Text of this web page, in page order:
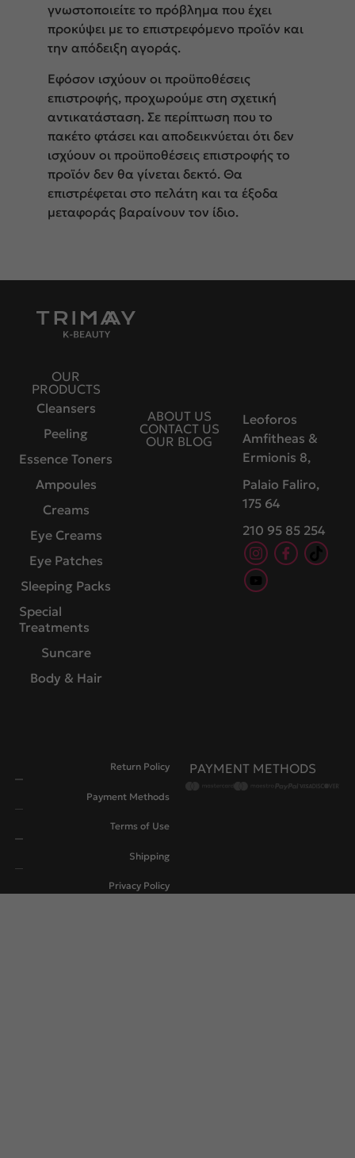
γνωστοποιείτε το πρόβλημα που έχει
προκύψει με το επιστρεφόμενο προϊόν και
την απόδειξη αγοράς.
Εφόσον ισχύουν οι προϋποθέσεις
επιστροφής, προχωρούμε στη σχετική
αντικατάσταση. Σε περίπτωση που το
πακέτο φτάσει και αποδεικνύεται ότι δεν
ισχύουν οι προϋποθέσεις επιστροφής το
προϊόν δεν θα γίνεται δεκτό. Θα
επιστρέφεται στο πελάτη και τα έξοδα
μεταφοράς βαραίνουν τον ίδιο.
OUR
PRODUCTS
Cleansers
Peeling
Essence Toners
Ampoules
Creams
Eye Creams
Eye Patches
Sleeping Packs
Special
Treatments
Suncare
Body & Hair
ABOUT US
CONTACT US
OUR BLOG
Leoforos
Amfitheas &
Ermionis 8,
Palaio Faliro,
175 64
210 95 85 254
PAYMENT METHODS
Return Policy
Payment Methods
Terms of Use
Shipping
Privacy Policy